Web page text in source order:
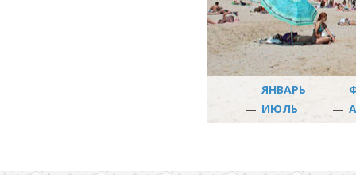
— ЯНВАРЬ —
— ИЮЛЬ —